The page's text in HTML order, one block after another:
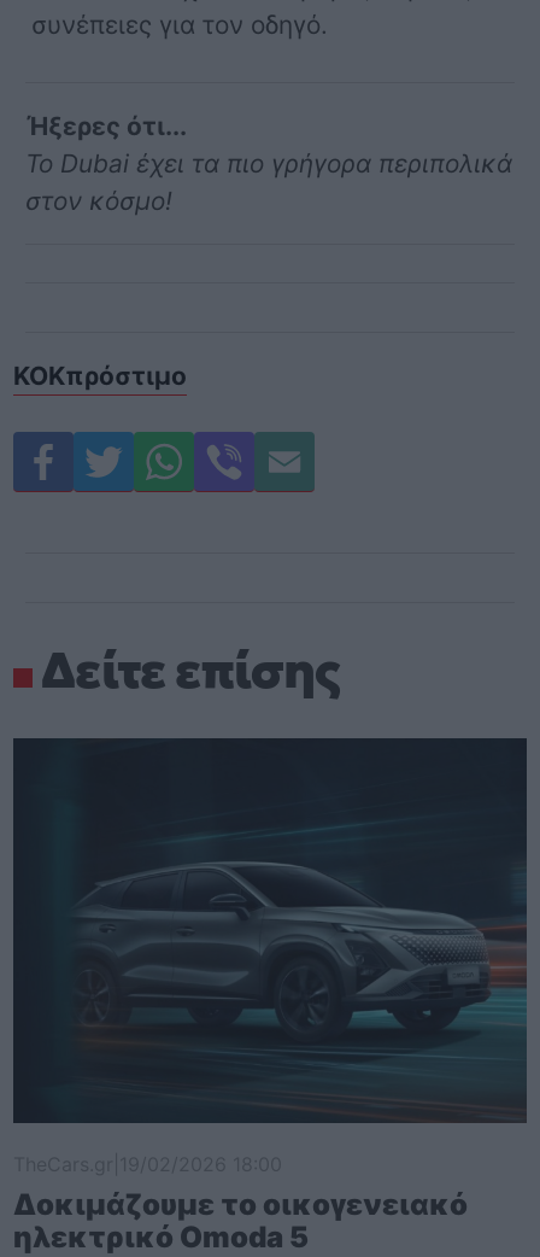
συνέπειες για τον οδηγό.
Ήξερες ότι...
Το Dubai έχει τα πιο γρήγορα περιπολικά
στον κόσμο!
ΚΟΚπρόστιμο
Δείτε επίσης
Δοκιμάζουμε το οικογενειακό
ηλεκτρικό Omoda 5